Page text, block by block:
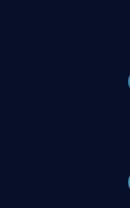
Division
Coaching